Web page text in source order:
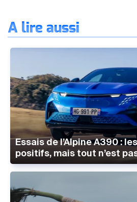
À lire aussi
Essais de l’Alpine A390 :
positifs, mais tout n’est